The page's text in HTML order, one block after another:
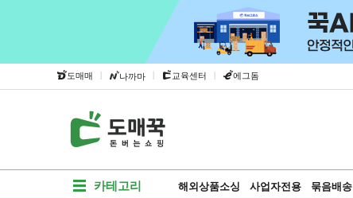
도매매 | 나까마 | 교육센터 | 에그돔
카테고리 해외상품소싱 사업자전용 묶음배송